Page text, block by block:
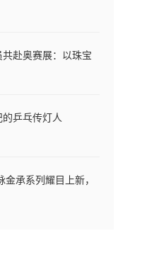
赴奥赛展：以珠宝
术基因
乒乓传灯人
金承系列耀目上新，
饰非遗史诗